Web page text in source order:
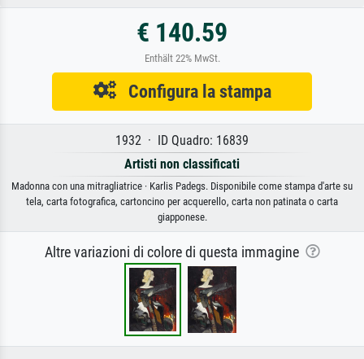
€ 140.59
Enthält 22% MwSt.
Configura la stampa
1932 · ID Quadro: 16839
Artisti non classificati
Madonna con una mitragliatrice · Karlis Padegs. Disponibile come stampa d'arte su
tela, carta fotografica, cartoncino per acquerello, carta non patinata o carta
giapponese.
Altre variazioni di colore di questa immagine